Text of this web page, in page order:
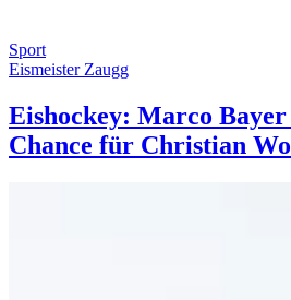
Sport
Eismeister Zaugg
Eishockey: Marco
Chance für Christian